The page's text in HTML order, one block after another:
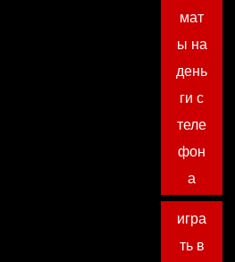
мат
ы на
день
ги с
теле
фон
а
игра
ть в